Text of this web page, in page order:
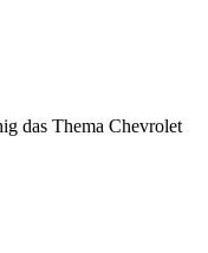
das Thema Chevrolet